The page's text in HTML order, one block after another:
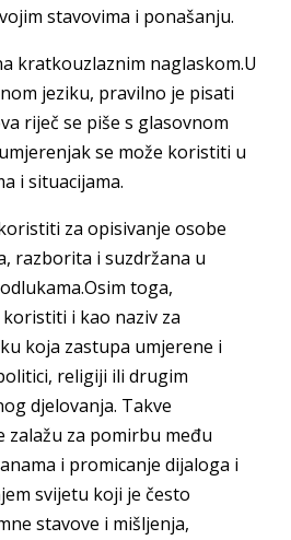
stavovima i ponašanju.
kratkouzlaznim naglaskom.U
jeziku, pravilno je pisati
riječ se piše s glasovnom
se može koristiti u
i situacijama.
za opisivanje osobe
razborita i suzdržana u
toga,
i kao naziv za
koja zastupa umjerene i
religiji ili drugim
djelovanja. Takve
zalažu za pomirbu među
i promicanje dijaloga i
svijetu koji je često
stavove i mišljenja,